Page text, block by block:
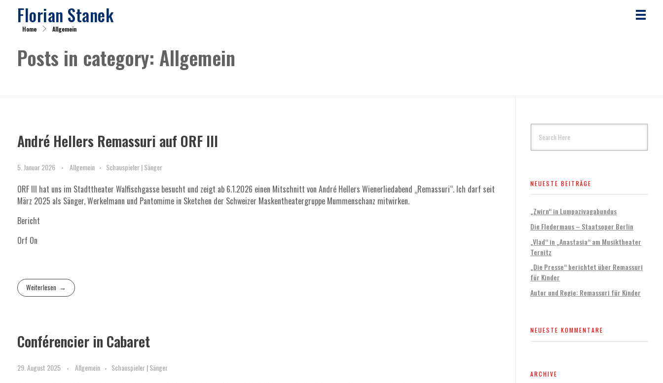
Florian Stanek
Home Allgemein
Posts in category: Allgemein
André Hellers Remassuri auf ORF III
5. Januar 2026 Allgemein Schauspieler | Sänger
ORF III hat uns im Stadttheater Walfischgasse besucht und zeigt ab 6.1.2026 einen Mitschnitt von André Hellers Wienerliedabend „Remassuri“. Ich darf seit
März 2025 als Sänger, Werkelmann und Pantomime in Sketchen der Schweizer Maskentheatergruppe Mummenschanz mitwirken.
Bericht
Orf On
Weiterlesen
Conférencier in Cabaret
29. August 2025 Allgemein Schauspieler | Sänger
NEUESTE BEITRÄGE
„Zwirn“ in Lumpazivagabundus
Die Fledermaus – Staatsoper Berlin
„Vlad“ in „Anastasia“ am Musiktheater
Ternitz
„Die Presse“ berichtet über Remassuri
für Kinder
Autor und Regie: Remassuri für Kinder
NEUESTE KOMMENTARE
ARCHIVE